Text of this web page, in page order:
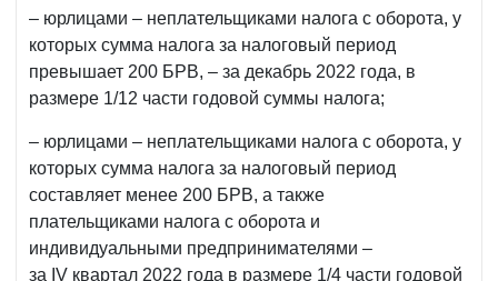
3
ст.
448
НК
– юрлицами – неплательщиками налога с оборота, у
которых сумма налога за налоговый период
превышает 200 БРВ, – за декабрь 2022 года, в
размере 1/12 части годовой суммы налога;
– юрлицами – неплательщиками налога с оборота, у
которых сумма налога за налоговый период
составляет менее 200 БРВ, а также
плательщиками налога с оборота и
индивидуальными предпринимателями –
за IV квартал 2022 года в размере 1/4 части годовой